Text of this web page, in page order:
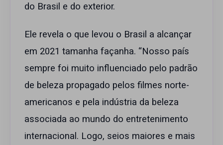
do Brasil e do exterior.
Ele revela o que levou o Brasil a alcançar
em 2021 tamanha façanha. “Nosso país
sempre foi muito influenciado pelo padrão
de beleza propagado pelos filmes norte-
americanos e pela indústria da beleza
associada ao mundo do entretenimento
internacional. Logo, seios maiores e mais